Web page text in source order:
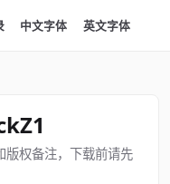
中文字体 英文字体
版权备注，下载前请先